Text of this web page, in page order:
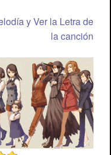
y Ver la Letra de
la canción